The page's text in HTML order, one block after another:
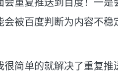
被百度判断为内容不
简单的就解决了重复